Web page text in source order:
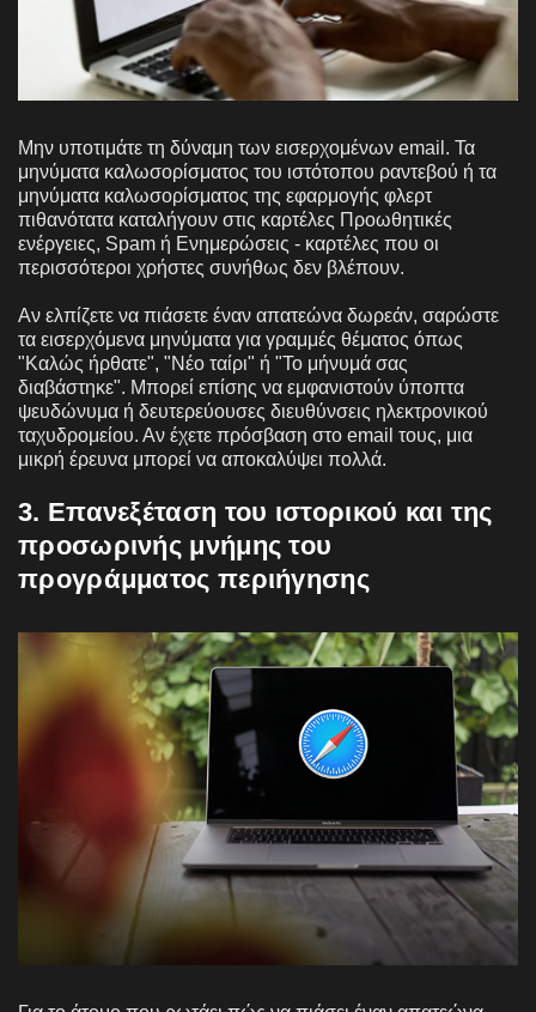
Μην υποτιμάτε τη δύναμη των εισερχομένων email. Τα
μηνύματα καλωσορίσματος του ιστότοπου ραντεβού ή τα
μηνύματα καλωσορίσματος της εφαρμογής φλερτ
πιθανότατα καταλήγουν στις καρτέλες Προωθητικές
ενέργειες, Spam ή Ενημερώσεις - καρτέλες που οι
περισσότεροι χρήστες συνήθως δεν βλέπουν.
Αν ελπίζετε να πιάσετε έναν απατεώνα δωρεάν, σαρώστε
τα εισερχόμενα μηνύματα για γραμμές θέματος όπως
"Καλώς ήρθατε", "Νέο ταίρι" ή "Το μήνυμά σας
διαβάστηκε". Μπορεί επίσης να εμφανιστούν ύποπτα
ψευδώνυμα ή δευτερεύουσες διευθύνσεις ηλεκτρονικού
ταχυδρομείου. Αν έχετε πρόσβαση στο email τους, μια
μικρή έρευνα μπορεί να αποκαλύψει πολλά.
3. Επανεξέταση του ιστορικού και της
προσωρινής μνήμης του
προγράμματος περιήγησης